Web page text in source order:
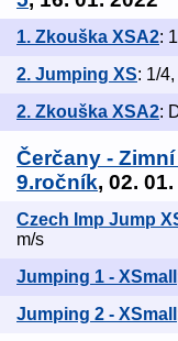
1. Zkouška XSA2:
2. Jumping XS: 1/
2. Zkouška XSA2:
Čerčany -
9.ročník, 02.
Czech Imp Jump
m/s
Jumping 1 - XSmall
Jumping 2 - XSmall